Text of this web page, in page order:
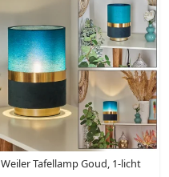
Weiler Tafellamp Goud, 1-licht